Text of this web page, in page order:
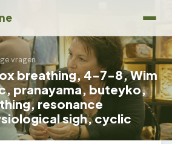
vragen
breathing, 4-7-8, Wim
pranayama, buteyko,
resonance
sigh, cyclic